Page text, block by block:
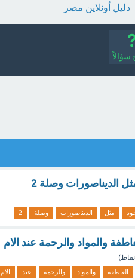
دليل أونلاين مصر
سؤالاً
الديناصورات وصلة 2
مثل الديناصورات وصلة 2
والمواد والرحمة عند الام
نقاط)
العاطفة والمواد والرحمة عند الام